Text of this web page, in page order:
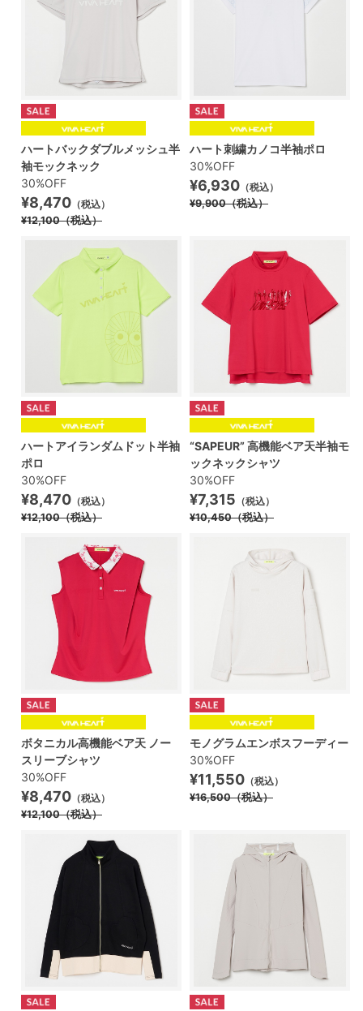
ハートバックダブルメッシュ半
袖モックネック
30%OFF
¥8,470 （税込）
¥12,100（税込）
ハート刺繍カノコ半袖ポロ
30%OFF
¥6,930 （税込）
¥9,900（税込）
ハートアイランダムドット半袖
ポロ
30%OFF
¥8,470 （税込）
¥12,100（税込）
“SAPEUR” 高機能ベア天半袖モ
ックネックシャツ
30%OFF
¥7,315 （税込）
¥10,450（税込）
ボタニカル高機能ベア天 ノー
スリーブシャツ
30%OFF
¥8,470 （税込）
¥12,100（税込）
モノグラムエンボスフーディー
30%OFF
¥11,550 （税込）
¥16,500（税込）